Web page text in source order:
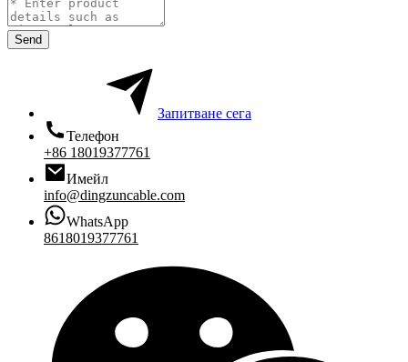
Send
Запитване сега
Телефон
+86 18019377761
Имейл
info@dingzuncable.com
WhatsApp
8618019377761